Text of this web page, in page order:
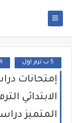
5 ب ترم اول
إمتحانات
الابتدائي
المتميز